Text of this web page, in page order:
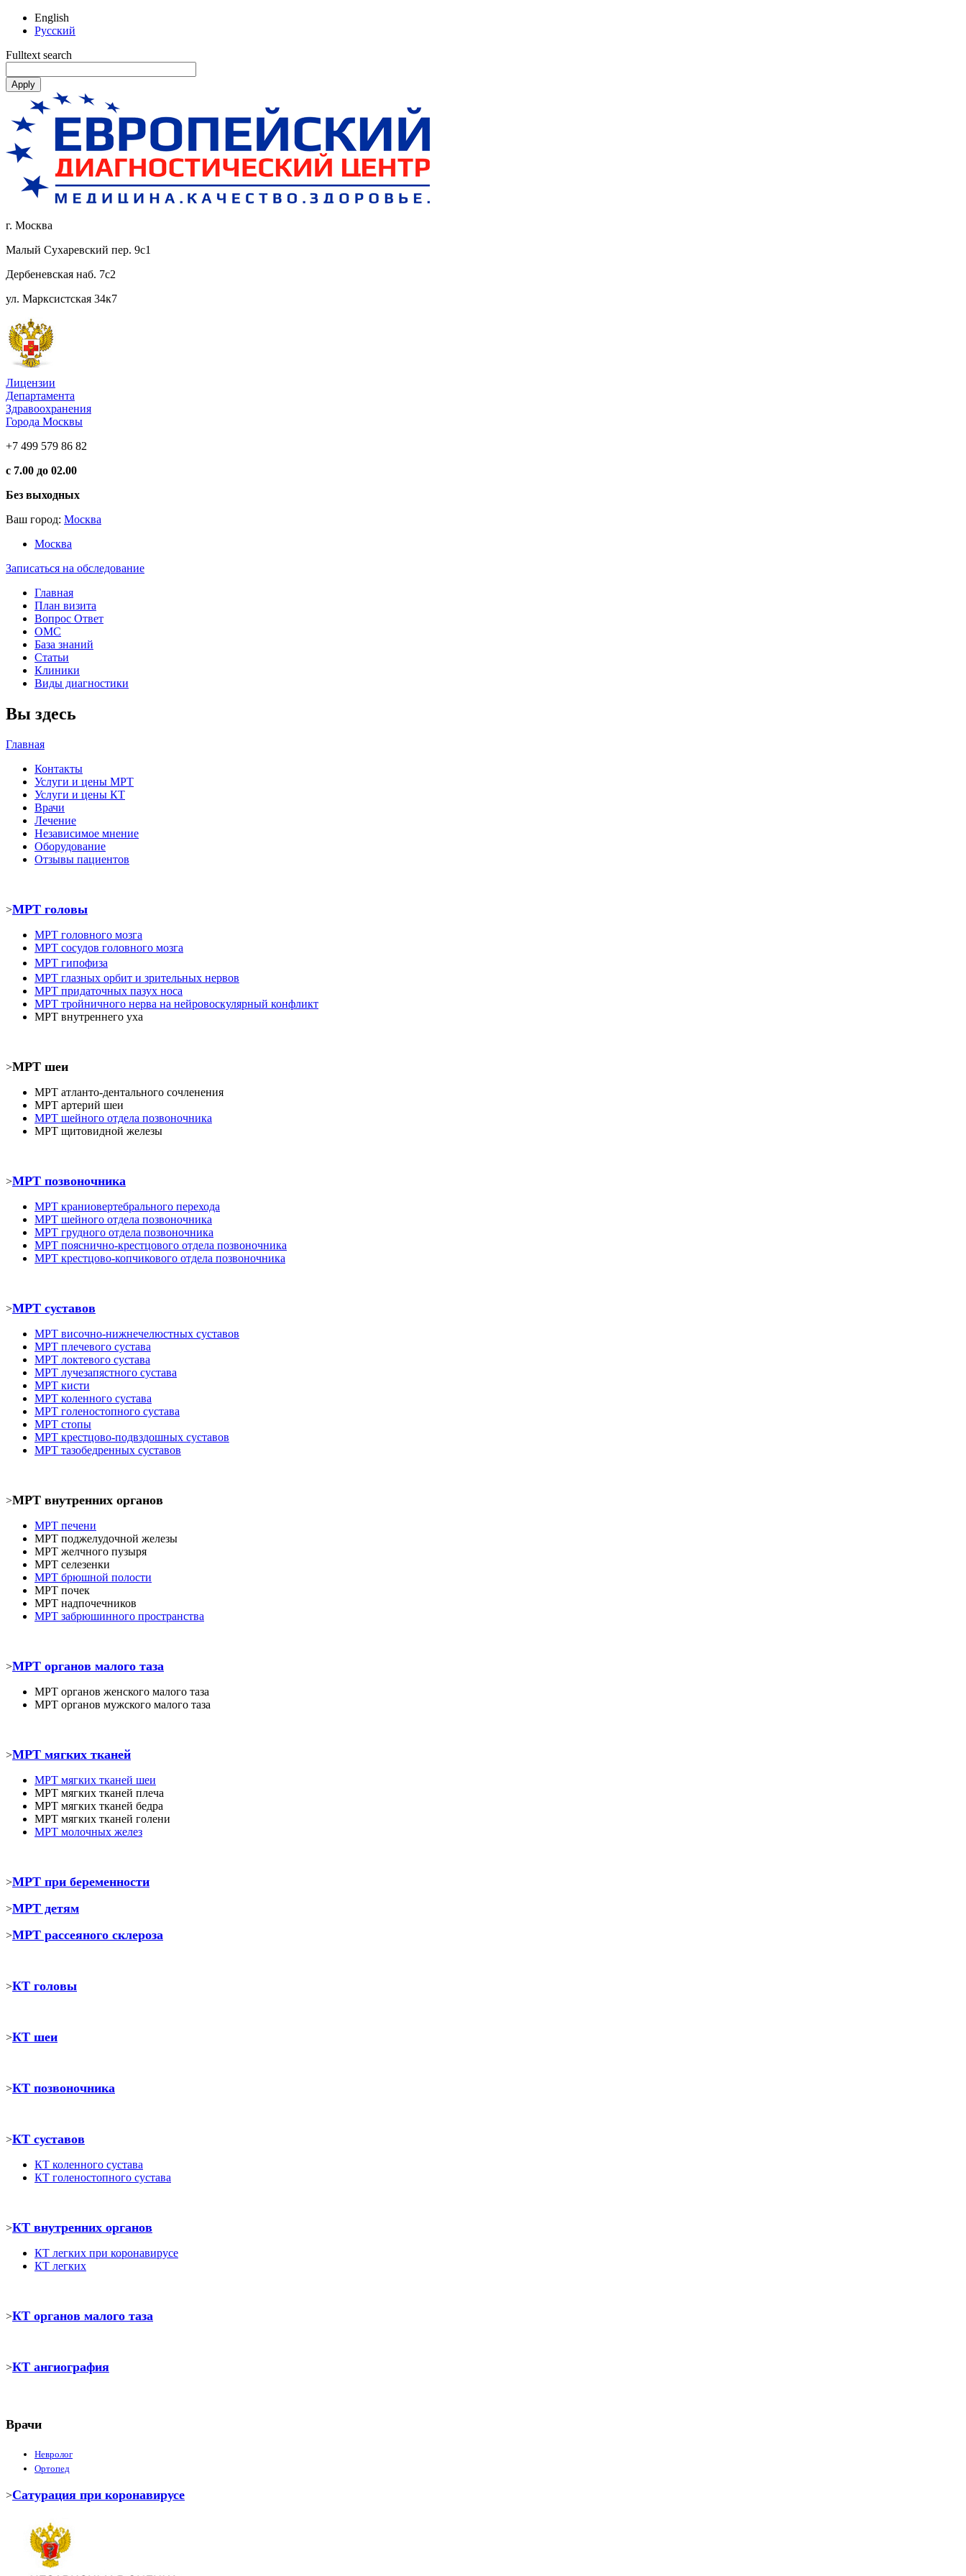
English
Русский
Fulltext search
г. Москва
Малый Сухаревский пер. 9с1
Дербеневская наб. 7с2
ул. Марксистская 34к7
Лицензии
Департамента
Здравоохранения
Города Москвы
+7 499 579 86 82
с 7.00 до 02.00
Без выходных
Ваш город: Москва
Москва
Записаться на обследование
Главная
План визита
Вопрос Ответ
ОМС
База знаний
Статьи
Клиники
Виды диагностики
Вы здесь
Главная
Контакты
Услуги и цены МРТ
Услуги и цены КТ
Врачи
Лечение
Независимое мнение
Оборудование
Отзывы пациентов
>МРТ головы
МРТ головного мозга
МРТ сосудов головного мозга
МРТ гипофиза
МРТ глазных орбит и зрительных нервов
МРТ придаточных пазух носа
МРТ тройничного нерва на нейровоскулярный конфликт
МРТ внутреннего уха
>МРТ шеи
МРТ атланто-дентального сочленения
МРТ артерий шеи
МРТ шейного отдела позвоночника
МРТ щитовидной железы
>МРТ позвоночника
МРТ краниовертебрального перехода
МРТ шейного отдела позвоночника
МРТ грудного отдела позвоночника
МРТ пояснично-крестцового отдела позвоночника
МРТ крестцово-копчикового отдела позвоночника
>МРТ суставов
МРТ височно-нижнечелюстных суставов
МРТ плечевого сустава
МРТ локтевого сустава
МРТ лучезапястного сустава
МРТ кисти
МРТ коленного сустава
МРТ голеностопного сустава
МРТ стопы
МРТ крестцово-подвздошных суставов
МРТ тазобедренных суставов
>МРТ внутренних органов
МРТ печени
МРТ поджелудочной железы
МРТ желчного пузыря
МРТ селезенки
МРТ брюшной полости
МРТ почек
МРТ надпочечников
МРТ забрюшинного пространства
>МРТ органов малого таза
МРТ органов женского малого таза
МРТ органов мужского малого таза
>МРТ мягких тканей
МРТ мягких тканей шеи
МРТ мягких тканей плеча
МРТ мягких тканей бедра
МРТ мягких тканей голени
МРТ молочных желез
>МРТ при беременности
>МРТ детям
>МРТ рассеяного склероза
>КТ головы
>КТ шеи
>КТ позвоночника
>КТ суставов
КТ коленного сустава
КТ голеностопного сустава
>КТ внутренних органов
КТ легких при коронавирусе
КТ легких
>КТ органов малого таза
>КТ ангиография
Врачи
Невролог
Ортопед
>Сатурация при коронавирусе